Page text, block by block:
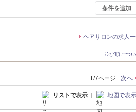
条件を追加
ヘアサロンの求人
並び順につ
1/7ページ 次へ
リストで表示 地図で表示